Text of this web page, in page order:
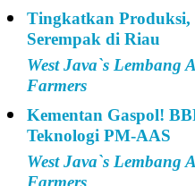
Tingkatkan Produksi,
Serempak di Riau
West Java`s
Farmers
Kementan Gaspol!
Teknologi PM-AAS
West Java`s